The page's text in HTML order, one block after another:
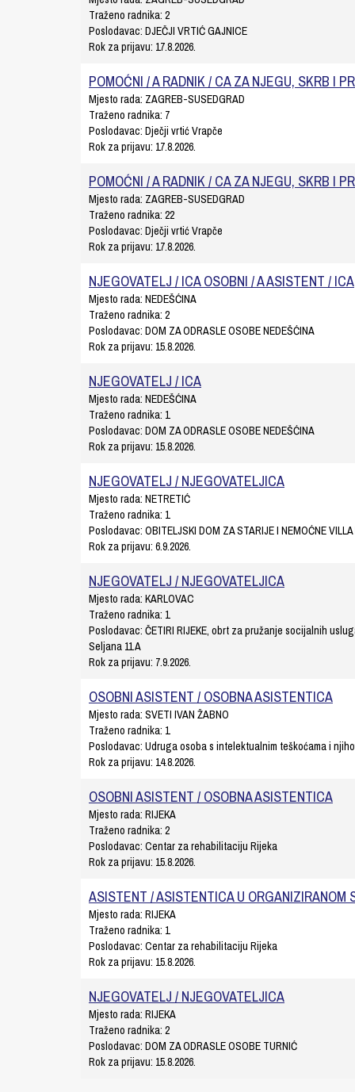
Traženo radnika: 2
Poslodavac: DJEČJI VRTIĆ GAJNICE
Rok za prijavu: 17.8.2026.
POMOĆNI / A RADNIK / CA ZA NJEGU, SKRB I
Mjesto rada: ZAGREB-SUSEDGRAD
Traženo radnika: 7
Poslodavac: Dječji vrtić Vrapče
Rok za prijavu: 17.8.2026.
POMOĆNI / A RADNIK / CA ZA NJEGU, SKRB I
Mjesto rada: ZAGREB-SUSEDGRAD
Traženo radnika: 22
Poslodavac: Dječji vrtić Vrapče
Rok za prijavu: 17.8.2026.
NJEGOVATELJ / ICA OSOBNI / A ASISTENT / ICA
Mjesto rada: NEDEŠĆINA
Traženo radnika: 2
Poslodavac: DOM ZA ODRASLE OSOBE NEDEŠĆINA
Rok za prijavu: 15.8.2026.
NJEGOVATELJ / ICA
Mjesto rada: NEDEŠĆINA
Traženo radnika: 1
Poslodavac: DOM ZA ODRASLE OSOBE NEDEŠĆINA
Rok za prijavu: 15.8.2026.
NJEGOVATELJ / NJEGOVATELJICA
Mjesto rada: NETRETIĆ
Traženo radnika: 1
Poslodavac: OBITELJSKI DOM ZA STARIJE I NEMOĆNE
Rok za prijavu: 6.9.2026.
NJEGOVATELJ / NJEGOVATELJICA
Mjesto rada: KARLOVAC
Traženo radnika: 1
Poslodavac: ČETIRI RIJEKE, obrt za pružanje socijalnih
Seljana 11 A
Rok za prijavu: 7.9.2026.
OSOBNI ASISTENT / OSOBNA ASISTENTICA
Mjesto rada: SVETI IVAN ŽABNO
Traženo radnika: 1
Poslodavac: Udruga osoba s intelektualnim teškoćama i
Rok za prijavu: 14.8.2026.
OSOBNI ASISTENT / OSOBNA ASISTENTICA
Mjesto rada: RIJEKA
Traženo radnika: 2
Poslodavac: Centar za rehabilitaciju Rijeka
Rok za prijavu: 15.8.2026.
ASISTENT / ASISTENTICA U ORGANIZIRANOM
Mjesto rada: RIJEKA
Traženo radnika: 1
Poslodavac: Centar za rehabilitaciju Rijeka
Rok za prijavu: 15.8.2026.
NJEGOVATELJ / NJEGOVATELJICA
Mjesto rada: RIJEKA
Traženo radnika: 2
Poslodavac: DOM ZA ODRASLE OSOBE TURNIĆ
Rok za prijavu: 15.8.2026.